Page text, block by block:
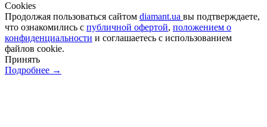
Сookies
Продолжая пользоваться сайтом diamant.ua вы подтверждаете,
что ознакомились с публичной офертой, положением о
конфиденциальности и соглашаетесь с использованием
файлов cookie.
Принять
Подробнее →